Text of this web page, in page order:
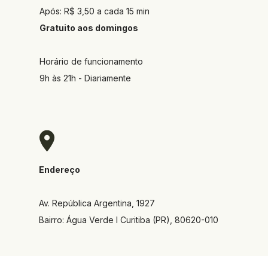
Após: R$ 3,50 a cada 15 min
Gratuito aos domingos
Horário de funcionamento
9h às 21h - Diariamente
Endereço
Av. República Argentina, 1927
Bairro: Água Verde I Curitiba (PR), 80620-010